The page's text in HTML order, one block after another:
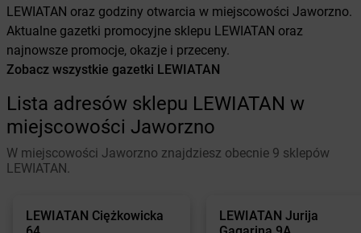
LEWIATAN oraz godziny otwarcia w miejscowości Jaworzno.
Aktualne gazetki promocyjne sklepu LEWIATAN oraz
najnowsze promocje, okazje i przeceny.
Zobacz wszystkie gazetki LEWIATAN
Lista adresów sklepu LEWIATAN w
miejscowości Jaworzno
W miejscowości Jaworzno znajdziesz obecnie 9 sklepów
LEWIATAN.
LEWIATAN Ciężkowicka
LEWIATAN Jurija